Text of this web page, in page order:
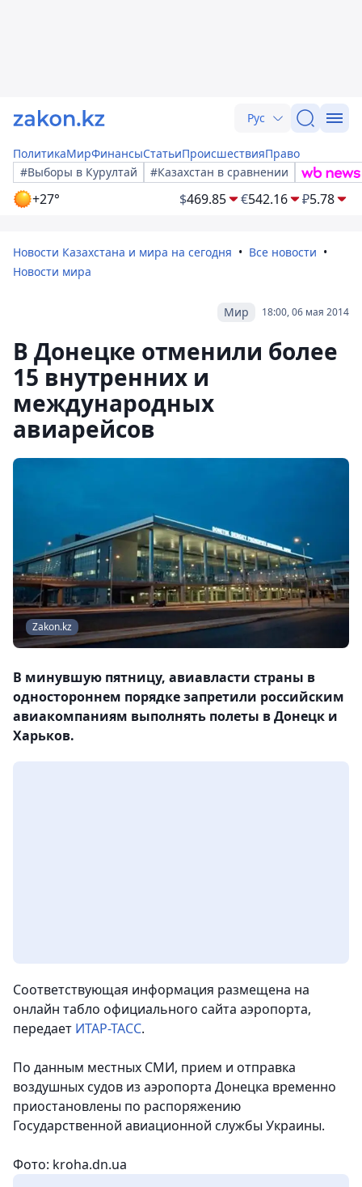
Рус
ПолитикаМирФинансыСтатьиПроисшествияПраво
#Выборы в Курултай
#Казахстан в сравнении
+27° $469.85 €542.16 ₽5.78
Новости Казахстана и мира на сегодня
Все новости
Новости мира
18:00, 06 мая 2014
Мир
В Донецке отменили более
15 внутренних и
международных
авиарейсов
Zakon.kz
В минувшую пятницу, авиавласти страны в
одностороннем порядке запретили российским
авиакомпаниям выполнять полеты в Донецк и
Харьков.
Соответствующая информация размещена на
онлайн табло официального сайта аэропорта,
передает ИТАР-ТАСС.
По данным местных СМИ, прием и отправка
воздушных судов из аэропорта Донецка временно
приостановлены по распоряжению
Государственной авиационной службы Украины.
Фото: kroha.dn.ua